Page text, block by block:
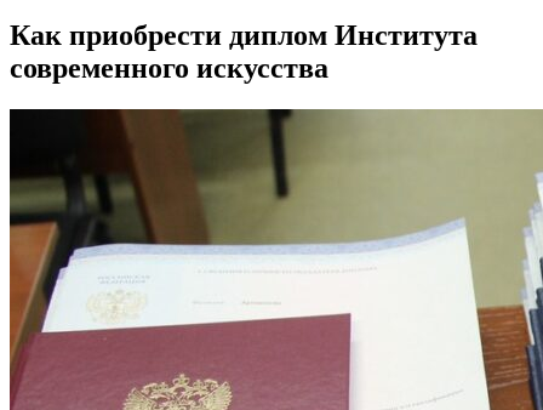
Как приобрести диплом Института
современного искусства